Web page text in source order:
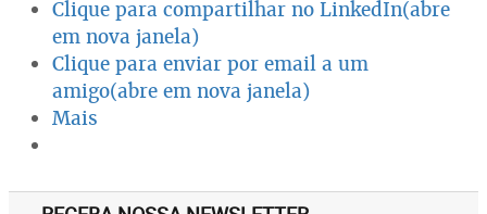
Clique para compartilhar no LinkedIn(abre
em nova janela)
Clique para enviar por email a um
amigo(abre em nova janela)
Mais